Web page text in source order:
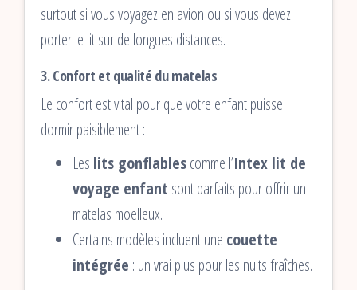
surtout si vous voyagez en avion ou si vous devez
porter le lit sur de longues distances.
3.Confort et qualité du matelas
Le confort est vital pour que votre enfant puisse
dormir paisiblement :
Les lits gonflablescomme l’Intex lit de
voyage enfant sont parfaits pour offrir un
matelas moelleux.
Certains modèles incluent une couette
intégrée : un vrai plus pour les nuits fraîches.